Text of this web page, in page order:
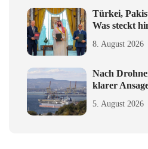
Türkei,
Was steckt
8. August 2026
Nach
klarer
5. August 2026